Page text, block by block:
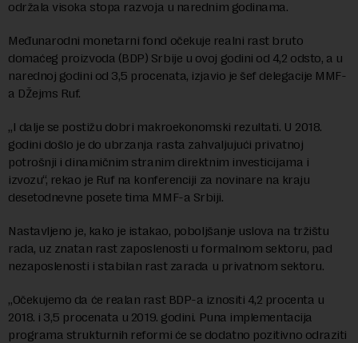
održala visoka stopa razvoja u narednim godinama.
Međunarodni monetarni fond očekuje realni rast bruto
domaćeg proizvoda (BDP) Srbije u ovoj godini od 4,2 odsto, a u
narednoj godini od 3,5 procenata, izjavio je šef delegacije MMF-
a DŽejms Ruf.
„I dalje se postižu dobri makroekonomski rezultati. U 2018.
godini došlo je do ubrzanja rasta zahvaljujući privatnoj
potrošnji i dinamičnim stranim direktnim investicijama i
izvozu“, rekao je Ruf na konferenciji za novinare na kraju
desetodnevne posete tima MMF-a Srbiji.
Nastavljeno je, kako je istakao, poboljšanje uslova na tržištu
rada, uz znatan rast zaposlenosti u formalnom sektoru, pad
nezaposlenosti i stabilan rast zarada u privatnom sektoru.
„Očekujemo da će realan rast BDP-a iznositi 4,2 procenta u
2018. i 3,5 procenata u 2019. godini. Puna implementacija
programa strukturnih reformi će se dodatno pozitivno odraziti